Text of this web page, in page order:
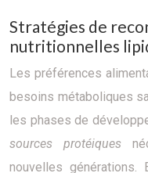
Stratégies de
nutritionnelles
Les préférences
besoins métaboliques
les phases de
sources protéiques
nouvelles générations.